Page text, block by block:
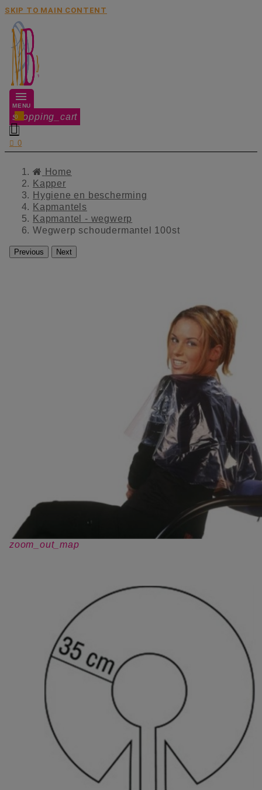
SKIP TO MAIN CONTENT
MENU
shopping_cart
0

 0
Home
Kapper
Hygiene en bescherming
Kapmantels
Kapmantel - wegwerp
Wegwerp schoudermantel 100st
Previous Next
zoom_out_map